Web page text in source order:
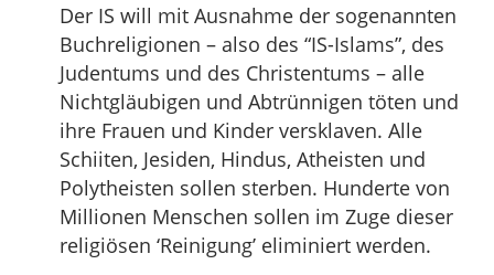
Der IS will mit Ausnahme der sogenannten
Buchreligionen – also des “IS-Islams”, des
Judentums und des Christentums – alle
Nichtgläubigen und Abtrünnigen töten und
ihre Frauen und Kinder versklaven. Alle
Schiiten, Jesiden, Hindus, Atheisten und
Polytheisten sollen sterben. Hunderte von
Millionen Menschen sollen im Zuge dieser
religiösen ‘Reinigung’ eliminiert werden.